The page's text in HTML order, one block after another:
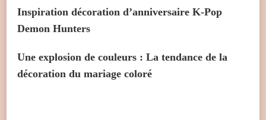
Inspiration décoration d’anniversaire K-Pop
Demon Hunters
Une explosion de couleurs : La tendance de la
décoration du mariage coloré